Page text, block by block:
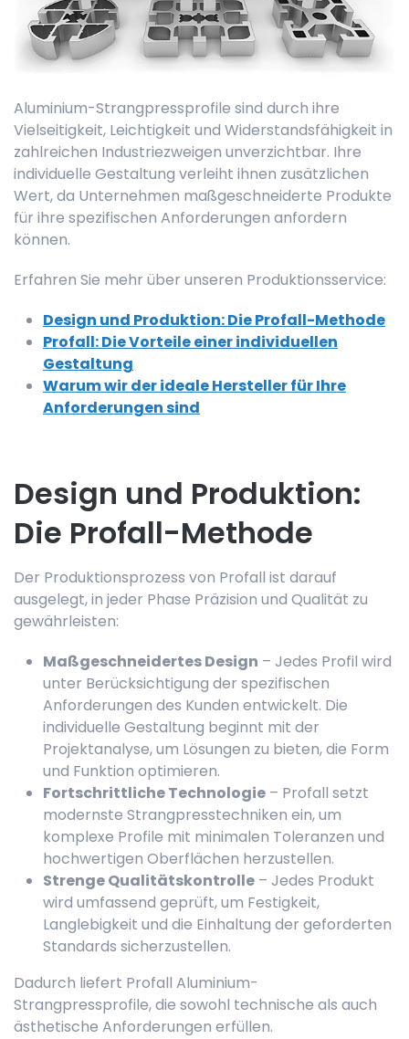
Aluminium-Strangpressprofile sind durch ihre
Vielseitigkeit, Leichtigkeit und Widerstandsfähigkeit in
zahlreichen Industriezweigen unverzichtbar. Ihre
individuelle Gestaltung verleiht ihnen zusätzlichen
Wert, da Unternehmen maßgeschneiderte Produkte
für ihre spezifischen Anforderungen anfordern
können.
Erfahren Sie mehr über unseren Produktionsservice:
Design und Produktion: Die Profall-Methode
Profall: Die Vorteile einer individuellen
Gestaltung
Warum wir der ideale Hersteller für Ihre
Anforderungen sind
Design und Produktion:
Die Profall-Methode
Der Produktionsprozess von Profall ist darauf
ausgelegt, in jeder Phase Präzision und Qualität zu
gewährleisten:
Maßgeschneidertes Design – Jedes Profil wird
unter Berücksichtigung der spezifischen
Anforderungen des Kunden entwickelt. Die
individuelle Gestaltung beginnt mit der
Projektanalyse, um Lösungen zu bieten, die Form
und Funktion optimieren.
Fortschrittliche Technologie – Profall setzt
modernste Strangpresstechniken ein, um
komplexe Profile mit minimalen Toleranzen und
hochwertigen Oberflächen herzustellen.
Strenge Qualitätskontrolle – Jedes Produkt
wird umfassend geprüft, um Festigkeit,
Langlebigkeit und die Einhaltung der geforderten
Standards sicherzustellen.
Dadurch liefert Profall Aluminium-
Strangpressprofile, die sowohl technische als auch
ästhetische Anforderungen erfüllen.